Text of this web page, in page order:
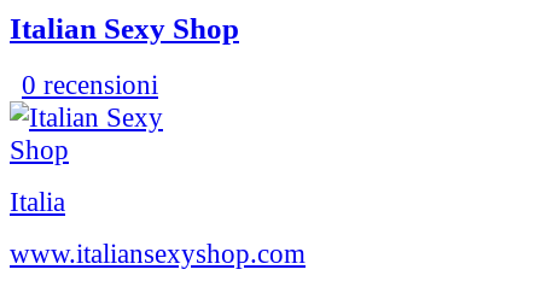
Italian Sexy Shop
0 recensioni
Italia
www.italiansexyshop.com